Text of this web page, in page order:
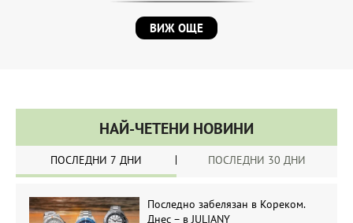
ВИЖ ОЩЕ
НАЙ-ЧЕТЕНИ НОВИНИ
ПОСЛЕДНИ 7 ДНИ ПОСЛЕДНИ 30 ДНИ
Последно забелязан в Кореком.
Днес – в JULIANY